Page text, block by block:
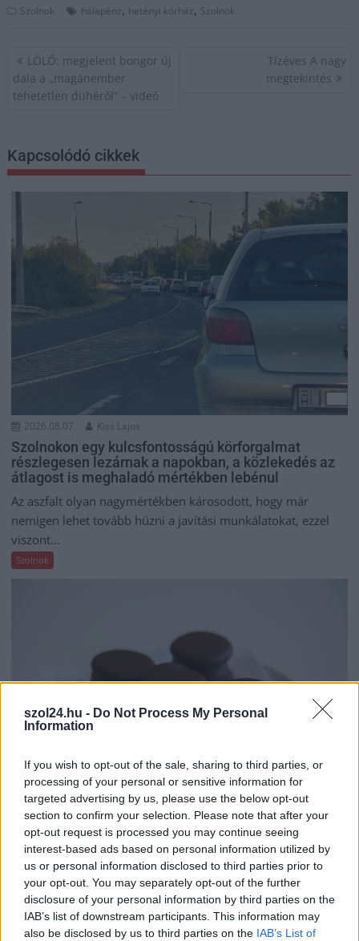
szol24.hu - Do Not Process My Personal
Information
If you wish to opt-out of the sale, sharing to third parties, or
processing of your personal or sensitive information for
targeted advertising by us, please use the below opt-out
section to confirm your selection. Please note that after your
opt-out request is processed you may continue seeing
interest-based ads based on personal information utilized by
us or personal information disclosed to third parties prior to
your opt-out. You may separately opt-out of the further
disclosure of your personal information by third parties on the
IAB’s list of downstream participants. This information may
also be disclosed by us to third parties on the IAB’s List of
Szolnok hálapénz, hetényi kórház, Szolnok
Bejegyzés
navigáció
LÖLŐ: megjelent bongor új
dala a „magánember
tehetetlen dühéről” – videó
Tízéves A nagy
megtekintés
Kapcsolódó cikkek
2026.08.07. Kiss Lajos
Szolnokon egy kulcsfontosságú körforgalmat
részlegesen lezárnak a napokban, a közlekedés az
átlagost is meghaladó mértékben lebénul
Az aszfalt olyan nagymértékben károsodott, hogy már
nemigen lehet tovább húzni a javítási munkálatokat, ezzel
viszont...
Szolnok
2026.08.07. Farkas András
Ön szerint hogy készül a hamisítatlan szolnoki
habos isler?
Igazi retró klasszikus desszert, amelyet generációk óta
szeretnek, és amelyet sokan ma is próbálnak otthon
újraalkotni....
Szolnok